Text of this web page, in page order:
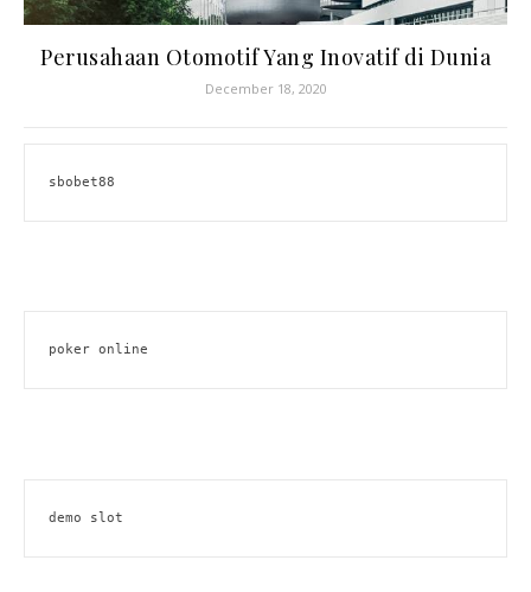
Perusahaan Otomotif Yang Inovatif di Dunia
December 18, 2020
sbobet88
poker online
demo slot